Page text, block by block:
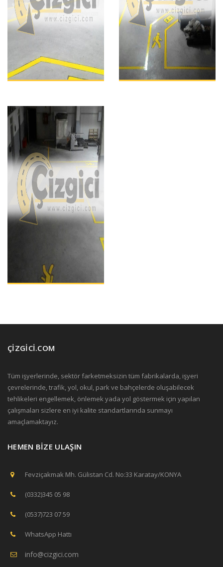
ÇİZGİCİ.COM
Tüm işyerlerinde, sektör farketmeksizin tüm fabrikalarda, işyeri
çevrelerinde, trafik, yol, okul, park ve bahçelerde oluşabilecek
tehlikeleri engellemek, önlemek yada yol göstermek için yapılan
çalışmaları sizlere en iyi kalite standartlarında sunmayı
amaçlamaktayız.
HEMEN BİZE ULAŞIN
Fevziçakmak Mh. Gülistan Cd. No:33 Karatay/KONYA
(0332)345 05 98
(0537)723 07 59
WhatsApp Hattı
info@cizgici.com